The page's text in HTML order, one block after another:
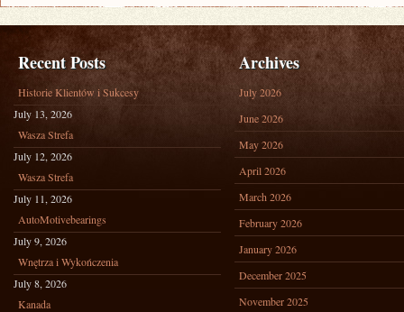
Recent Posts
Historie Klientów i Sukcesy
July 13, 2026
Wasza Strefa
July 12, 2026
Wasza Strefa
July 11, 2026
AutoMotivebearings
July 9, 2026
Wnętrza i Wykończenia
July 8, 2026
Kanada
Archives
July 2026
June 2026
May 2026
April 2026
March 2026
February 2026
January 2026
December 2025
November 2025